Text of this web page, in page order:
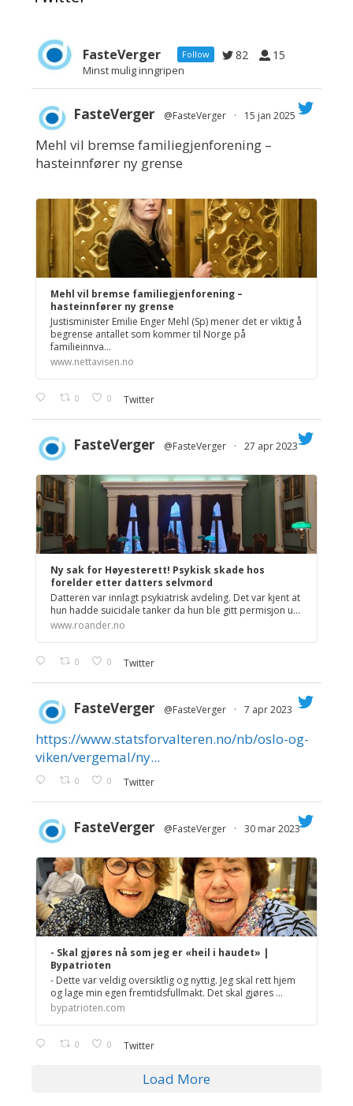
FasteVerger Follow 82 15
Minst mulig inngripen
;
FasteVerger @FasteVerger · 15 jan 2025
Mehl vil bremse familiegjenforening –
hasteinnfører ny grense
Mehl vil bremse familiegjenforening –
hasteinnfører ny grense
Justisminister Emilie Enger Mehl (Sp) mener det er viktig å
begrense antallet som kommer til Norge på
familieinnva...
www.nettavisen.no
0 0 Twitter
;
FasteVerger @FasteVerger · 27 apr 2023
Ny sak for Høyesterett! Psykisk skade hos
forelder etter datters selvmord
Datteren var innlagt psykiatrisk avdeling. Det var kjent at
hun hadde suicidale tanker da hun ble gitt permisjon u...
www.roander.no
0 0 Twitter
;
FasteVerger @FasteVerger · 7 apr 2023
https://www.statsforvalteren.no/nb/oslo-og-
viken/vergemal/ny...
0 0 Twitter
;
FasteVerger @FasteVerger · 30 mar 2023
- Skal gjøres nå som jeg er «heil i haudet» |
Bypatrioten
- Dette var veldig oversiktlig og nyttig. Jeg skal rett hjem
og lage min egen fremtidsfullmakt. Det skal gjøres ...
bypatrioten.com
0 0 Twitter
Load More